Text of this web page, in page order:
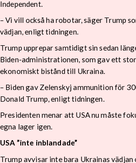
Independent.
– Vi vill också ha robotar, säger Trump
vädjan, enligt tidningen.
Trump upprepar samtidigt sin sedan
Biden-administrationen, som gav ett
ekonomiskt bistånd till Ukraina.
– Biden gav Zelenskyj ammunition för
Donald Trump, enligt tidningen.
Presidenten menar att USA nu måste
egna lager igen.
USA ”inte inblandade”
Trump avvisar inte bara Ukrainas vädjan